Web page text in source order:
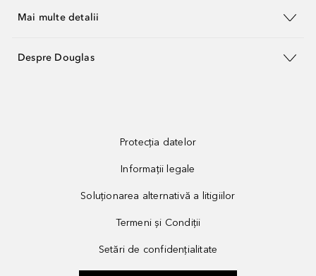
Mai multe detalii
Despre Douglas
Protecția datelor
Informații legale
Soluționarea alternativă a litigiilor
Termeni și Condiții
Setări de confidențialitate